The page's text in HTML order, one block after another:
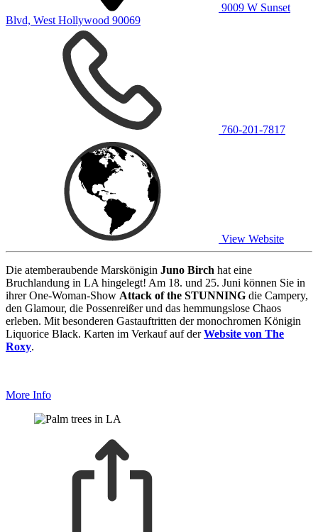
9009 W Sunset
Blvd, West Hollywood 90069
760-201-7817
View Website
Die atemberaubende Marskönigin Juno Birch hat eine
Bruchlandung in LA hingelegt! Am 18. und 25. Juni können Sie in
ihrer One-Woman-Show Attack of the STUNNING die Campery,
den Glamour, die Possenreißer und das hemmungslose Chaos
erleben. Mit besonderen Gastauftritten der monochromen Königin
Liquorice Black. Karten im Verkauf auf derWebsite von The
Roxy.
More Info